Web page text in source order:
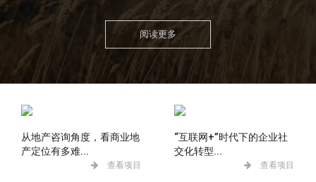
阅读更多
从地产咨询角度，看商业地
产定位有多难...
查看项目
“互联网+”时代下的企业社
交化转型...
查看项目